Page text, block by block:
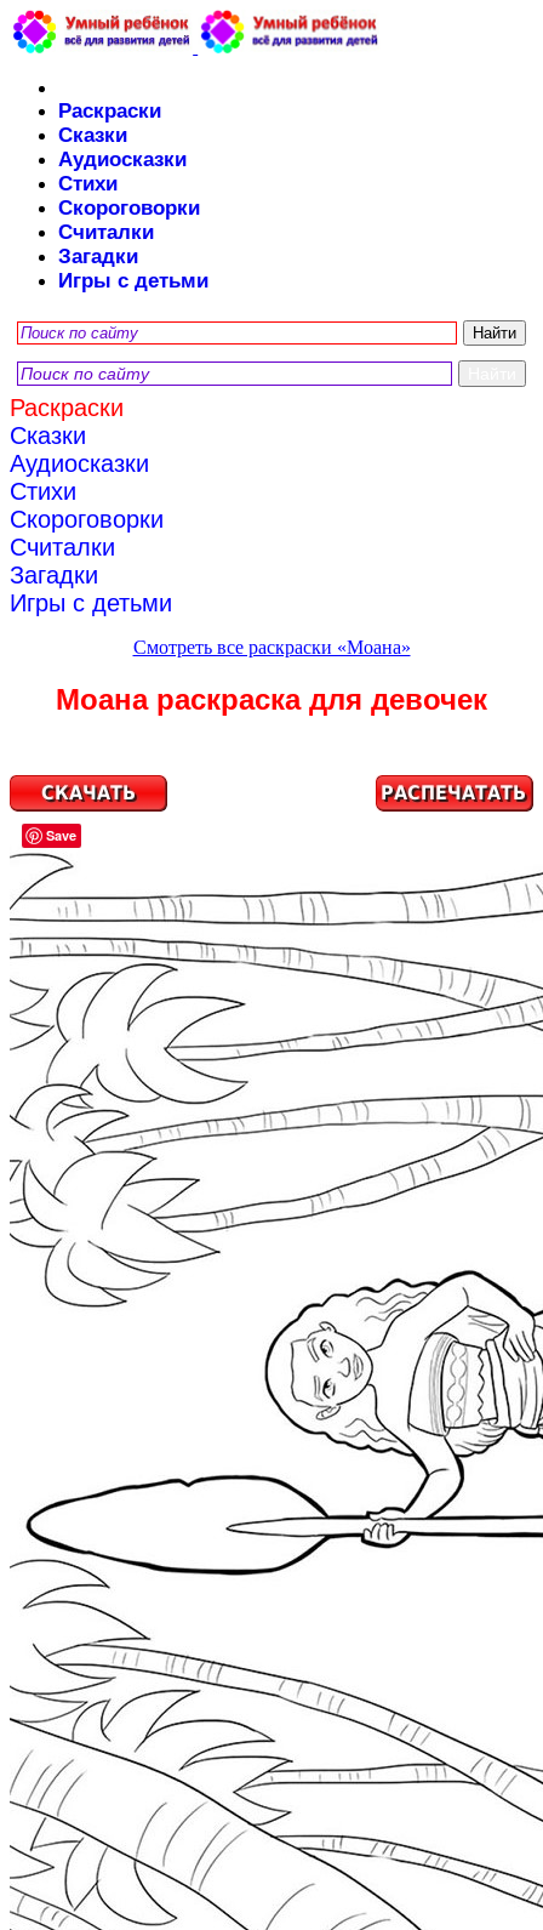
Раскраски
Сказки
Аудиосказки
Стихи
Скороговорки
Считалки
Загадки
Игры с детьми
Раскраски
Сказки
Аудиосказки
Стихи
Скороговорки
Считалки
Загадки
Игры с детьми
Смотреть все раскраски «Моана»
Моана раскраска для девочек
Save